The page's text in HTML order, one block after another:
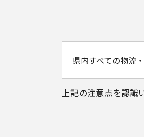
県内すべての物流
上記の注意点を認識